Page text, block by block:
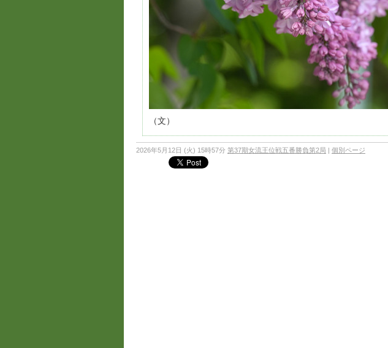
（文）
2026年5月12日 (火) 15時57分 第37期女流王位戦五番勝負第2局 | 個別ページ